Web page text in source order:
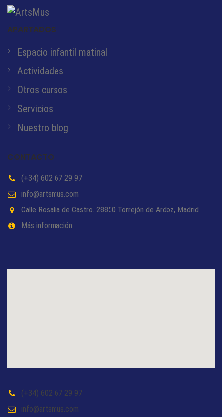
APARTADOS
Espacio infantil matinal
Actividades
Otros cursos
Servicios
Nuestro blog
CONTACTO
(+34) 602 67 29 97
info@artsmus.com
Calle Rosalía de Castro. 28850 Torrejón de Ardoz, Madrid
Más información
(+34) 602 67 29 97
info@artsmus.com